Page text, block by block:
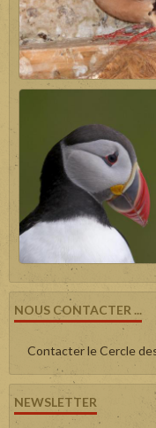
NOUS CONTACTER ...
Contacter le Cercle
NEWSLETTER